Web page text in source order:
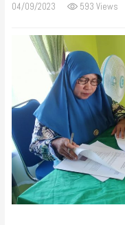
04/09/2023 593 Views